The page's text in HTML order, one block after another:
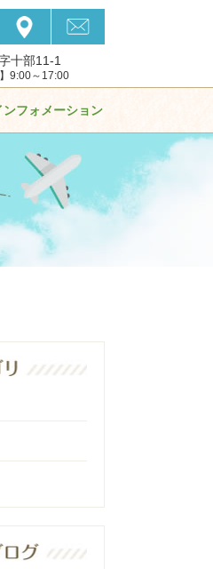
十部11-1
9:00～17:00
ンフォメーション